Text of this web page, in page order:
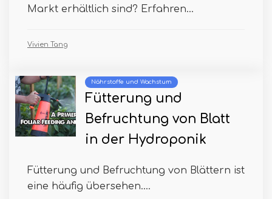
Markt erhältlich sind? Erfahren...
Vivien Tang
Nährstoffe und Wachstum
Fütterung und
Befruchtung von Blatt
in der Hydroponik
Fütterung und Befruchtung von Blättern ist
eine häufig übersehen....